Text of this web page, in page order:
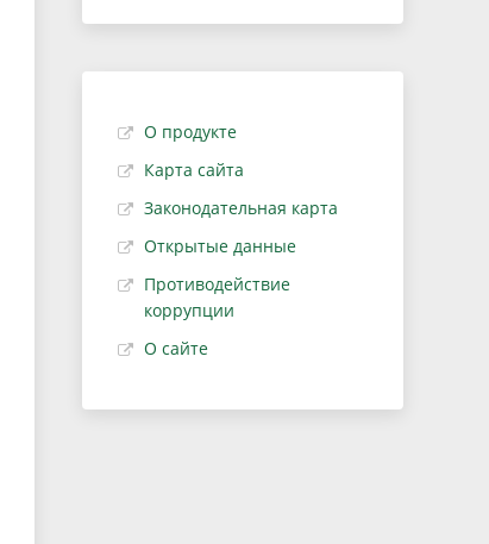
О продукте
Карта сайта
Законодательная карта
Открытые данные
Противодействие
коррупции
О сайте